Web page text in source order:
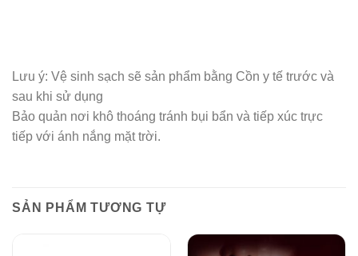
Lưu ý: Vệ sinh sạch sẽ sản phẩm bằng Cồn y tế trước và
sau khi sử dụng
Bảo quản nơi khô thoáng tránh bụi bẩn và tiếp xúc trực
tiếp với ánh nắng mặt trời.
SẢN PHẨM TƯƠNG TỰ